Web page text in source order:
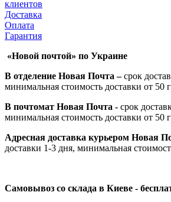
клиентов
Доставка
Оплата
Гарантия
«Новой почтой» по Украине
В отделение Новая Почта –срок
минимальная стоимость доставки от 50
В почтомат Новая Почта - срок
минимальная стоимость доставки от 50
Адресная доставка курьером Новая
доставки 1-3 дня, минимальная
Самовывоз со склада в Киеве -